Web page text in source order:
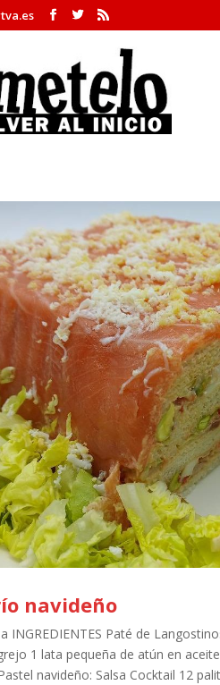
navideño
INGREDIENTES Paté de
1 lata pequeña de atún en
navideño: Salsa Cocktail 12